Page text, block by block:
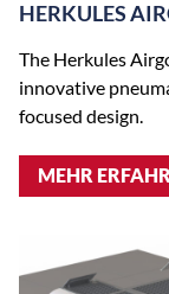
HERKULES
The Herkules
innovative
focused design.
MEHR